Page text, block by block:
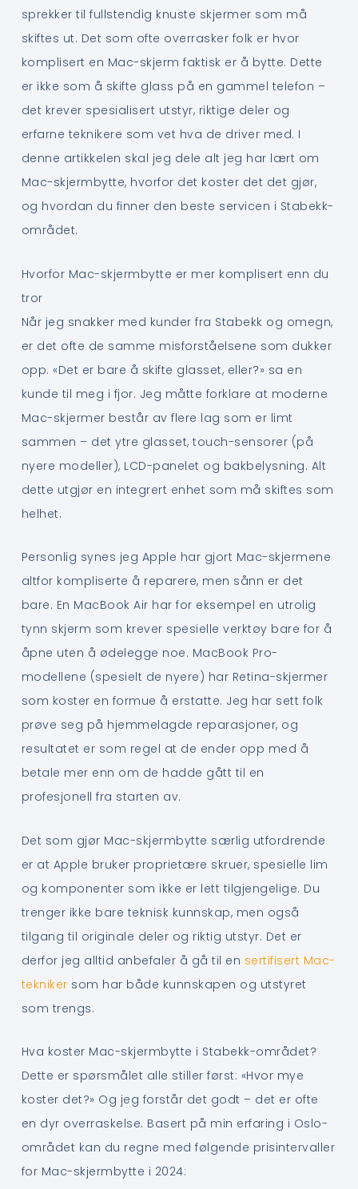
sprekker til fullstendig knuste skjermer som må
skiftes ut. Det som ofte overrasker folk er hvor
komplisert en Mac-skjerm faktisk er å bytte. Dette
er ikke som å skifte glass på en gammel telefon –
det krever spesialisert utstyr, riktige deler og
erfarne teknikere som vet hva de driver med. I
denne artikkelen skal jeg dele alt jeg har lært om
Mac-skjermbytte, hvorfor det koster det det gjør,
og hvordan du finner den beste servicen i Stabekk-
området.
Hvorfor Mac-skjermbytte er mer komplisert enn du
tror
Når jeg snakker med kunder fra Stabekk og omegn,
er det ofte de samme misforståelsene som dukker
opp. «Det er bare å skifte glasset, eller?» sa en
kunde til meg i fjor. Jeg måtte forklare at moderne
Mac-skjermer består av flere lag som er limt
sammen – det ytre glasset, touch-sensorer (på
nyere modeller), LCD-panelet og bakbelysning. Alt
dette utgjør en integrert enhet som må skiftes som
helhet.
Personlig synes jeg Apple har gjort Mac-skjermene
altfor kompliserte å reparere, men sånn er det
bare. En MacBook Air har for eksempel en utrolig
tynn skjerm som krever spesielle verktøy bare for å
åpne uten å ødelegge noe. MacBook Pro-
modellene (spesielt de nyere) har Retina-skjermer
som koster en formue å erstatte. Jeg har sett folk
prøve seg på hjemmelagde reparasjoner, og
resultatet er som regel at de ender opp med å
betale mer enn om de hadde gått til en
profesjonell fra starten av.
Det som gjør Mac-skjermbytte særlig utfordrende
er at Apple bruker proprietære skruer, spesielle lim
og komponenter som ikke er lett tilgjengelige. Du
trenger ikke bare teknisk kunnskap, men også
tilgang til originale deler og riktig utstyr. Det er
derfor jeg alltid anbefaler å gå til en sertifisert Mac-
tekniker som har både kunnskapen og utstyret
som trengs.
Hva koster Mac-skjermbytte i Stabekk-området?
Dette er spørsmålet alle stiller først: «Hvor mye
koster det?» Og jeg forstår det godt – det er ofte
en dyr overraskelse. Basert på min erfaring i Oslo-
området kan du regne med følgende prisintervaller
for Mac-skjermbytte i 2024: